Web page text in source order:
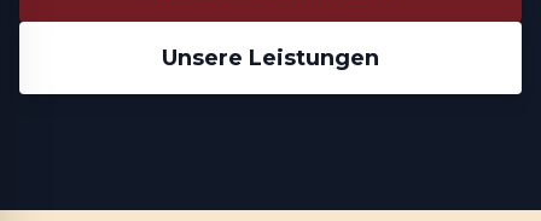
Unsere Leistungen